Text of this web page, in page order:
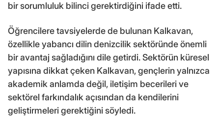
bir sorumluluk bilinci gerektirdiğini ifade etti.
Öğrencilere tavsiyelerde de bulunan Kalkavan,
özellikle yabancı dilin denizcilik sektöründe önemli
bir avantaj sağladığını dile getirdi. Sektörün küresel
yapısına dikkat çeken Kalkavan, gençlerin yalnızca
akademik anlamda değil, iletişim becerileri ve
sektörel farkındalık açısından da kendilerini
geliştirmeleri gerektiğini söyledi.